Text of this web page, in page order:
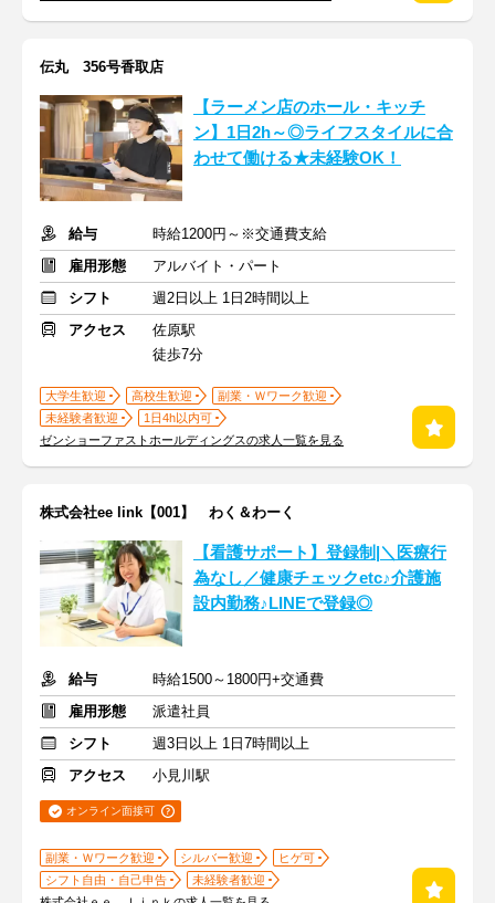
伝丸 356号香取店
【ラーメン店のホール・キッチ
ン】1日2h～◎ライフスタイルに合
わせて働ける★未経験OK！
給与
時給1200円～※交通費支給
雇用形態
アルバイト・パート
シフト
週2日以上 1日2時間以上
アクセス
佐原駅
徒歩7分
大学生歓迎 高校生歓迎
副業・Ｗワーク歓迎
未経験者歓迎
1日4h以内可
ゼンショーファストホールディングスの求人一覧を見る
株式会社ee link【001】 わく＆わーく
【看護サポート】登録制|＼医療行
為なし／健康チェックetc♪介護施
設内勤務♪LINEで登録◎
給与
時給1500～1800円+交通費
雇用形態
派遣社員
シフト
週3日以上 1日7時間以上
アクセス
小見川駅
オンライン面接可
副業・Ｗワーク歓迎 シルバー歓迎
ヒゲ可
シフト自由・自己申告
未経験者歓迎